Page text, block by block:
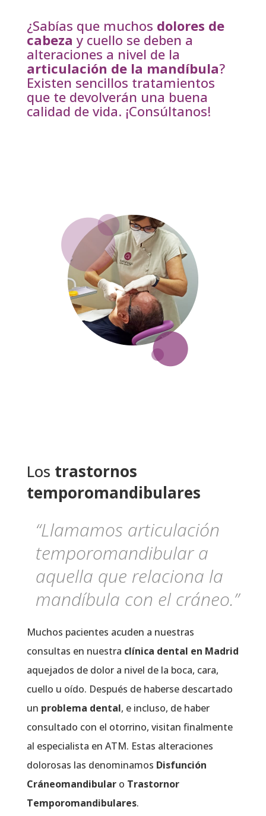
¿Sabías que muchos dolores de
cabeza y cuello se deben a
alteraciones a nivel de la
articulación de la mandíbula?
Existen sencillos tratamientos
que te devolverán una buena
calidad de vida. ¡Consúltanos!
Los trastornos
temporomandibulares
“Llamamos articulación
temporomandibular a
aquella que relaciona la
mandíbula con el cráneo.”
Muchos pacientes acuden a nuestras
consultas en nuestra clínica dental en Madrid
aquejados de dolor a nivel de la boca, cara,
cuello u oído. Después de haberse descartado
un problema dental, e incluso, de haber
consultado con el otorrino, visitan finalmente
al especialista en ATM. Estas alteraciones
dolorosas las denominamos Disfunción
Cráneomandibular o Trastornor
Temporomandibulares.